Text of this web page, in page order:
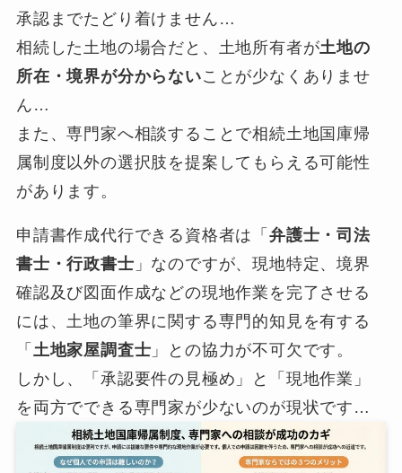
承認までたどり着けません…
相続した土地の場合だと、土地所有者が土地の
所在・境界が分からないことが少なくありませ
ん…
また、専門家へ相談することで相続土地国庫帰
属制度以外の選択肢を提案してもらえる可能性
があります。
申請書作成代行できる資格者は「弁護士・司法
書士・行政書士 」なのですが、現地特定、境界
確認及び図面作成などの現地作業を完了させる
には、土地の筆界に関する専門的知見を有する
「 土地家屋調査士 」との協力が不可欠です。
しかし、「承認要件の見極め」と「現地作業」
を両方でできる専門家が少ないのが現状です…